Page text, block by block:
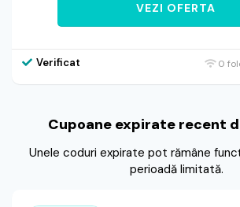
VEZI OFERTA
Verificat 0
Cupoane expirate recent
Unele coduri expirate pot rămâne
perioadă limitată.